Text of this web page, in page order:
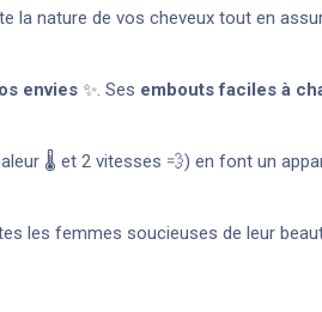
la nature de vos cheveux tout en
envies ✨. Ses embouts faciles à
🌡️ et 2 vitesses 💨) en font un
les femmes soucieuses de leur